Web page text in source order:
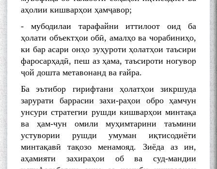
аҳолии кишварҳои ҳамҷавор;
- мубодилаи тарафайни иттилоот оид ба
ҳолати объектҳои обӣ, амалҳо ва чорабиниҳо,
ки бар асари онҳо зуҳуроти ҳолатҳои таъсири
фаросарҳадӣ, пеш аз ҳама, таъсироти ногувор
ҷой дошта метавонанд ва ғайра.
Ба эътибор гирифтани ҳолатҳои зикршуда
зарурати баррасии захи-раҳои обро ҳамчун
унсури стратегии рушди кишварҳои минтақа
ва ҳам-чун омили муҳимтарини таъмини
устувории рушди умуман иқтисодиёти
минтақавӣ тақозо менамояд. Зиёда аз ин,
аҳамияти захираҳои об ва суд-мандии